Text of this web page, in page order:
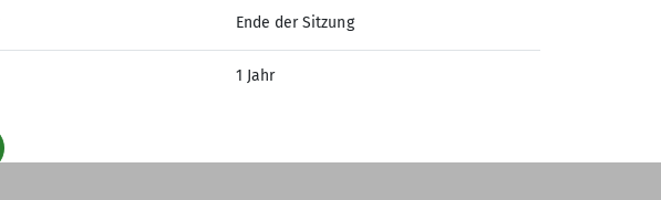
Kontakt
Ende der Sitzung
1 Jahr